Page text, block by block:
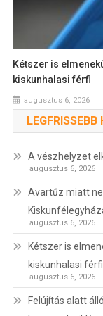
Kétszer is
kiskunhalasi férfi
augusztus 6, 2026
LEGFRISSEBB
A vészhelyzet
augusztus 6, 2026
Avartűz miatt
augusztus 6, 2026
Kétszer is
kiskunhalasi férfi
augusztus 6, 2026
Felújítás alatt